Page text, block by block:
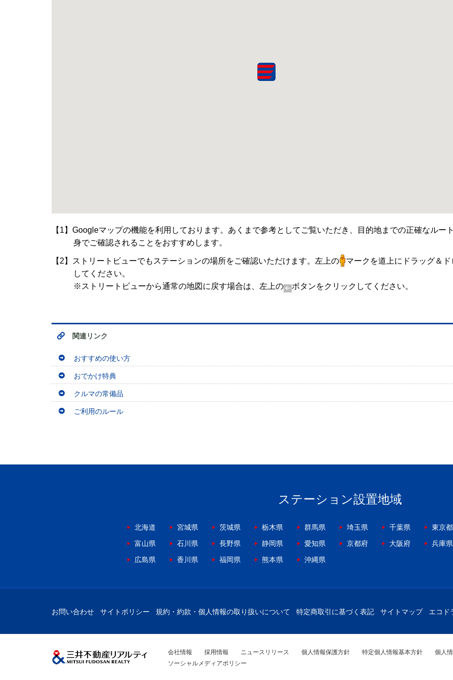
【1】Googleマップの機能を利用しております。あくまで参考としてご覧いただき、目的地までの正確なルー
身でご確認されることをおすすめします。
【2】ストリートビューでもステーションの場所をご確認いただけます。左上の
マークを道上にドラッグ＆ド
してください。
※ストリートビューから通常の地図に戻す場合は、左上の
ボタンをクリックしてください。
関連リンク
おすすめの使い方
おでかけ特典
クルマの常備品
ご利用のルール
ステーション設置地域
北海道 宮城県 茨城県 栃木県 群馬県 埼玉県 千葉県 東京都
富山県
石川県 長野県 静岡県 愛知県 京都府 大阪府 兵庫県
広島県
香川県 福岡県 熊本県 沖縄県
お問い合わせ サイトポリシー 規約・約款・個人情報の取り扱いについて 特定商取引に基づく表記 サイトマップ エコド
会社情報 採用情報 ニュースリリース 個人情報保護方針 特定個人情報基本方針 個人
ソーシャルメディアポリシー